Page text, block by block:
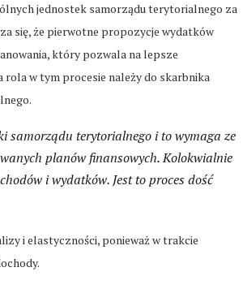
jednostek samorządu terytorialnego za
się, że pierwotne propozycje wydatków
który pozwala na lepsze
w tym procesie należy do skarbnika
samorządu terytorialnego i to wymaga ze
planów finansowych. Kolokwialnie
i wydatków. Jest to proces dość
i elastyczności, ponieważ w trakcie